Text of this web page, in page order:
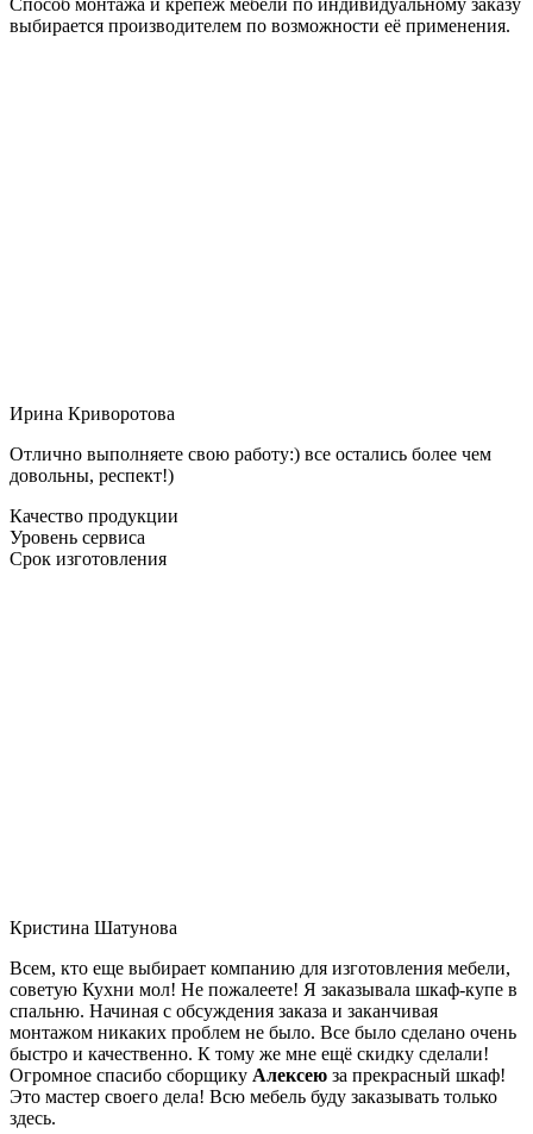
выбирается производителем по возможности её применения.
Ирина Криворотова
Отлично выполняете свою работу:) все остались более чем
довольны, респект!)
Качество продукции
Уровень сервиса
Срок изготовления
Кристина Шатунова
Всем, кто еще выбирает компанию для изготовления мебели,
советую Кухни мол! Не пожалеете! Я заказывала шкаф-купе в
спальню. Начиная с обсуждения заказа и заканчивая
монтажом никаких проблем не было. Все было сделано очень
быстро и качественно. К тому же мне ещё скидку сделали!
Огромное спасибо сборщику Алексею за прекрасный шкаф!
Это мастер своего дела! Всю мебель буду заказывать только
здесь.